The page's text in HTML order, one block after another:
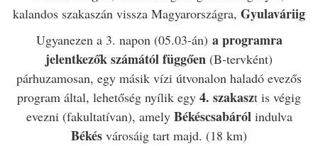
kalandos szakaszán vissza Magyarországra, Gyulaváriig
Ugyanezen a 3. napon (05.03-án) a programra
jelentkezők számától függően (B-tervként)
párhuzamosan, egy másik vízi útvonalon haladó evezős
program által, lehetőség nyílik egy 4. szakaszt is végig
evezni (fakultatívan), amely Békéscsabárólindulva
Békés városáig tart majd. (18 km)